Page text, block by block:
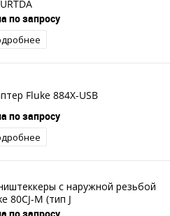
по запросу
Fluke 884X-USB
по запросу
с наружной резьбой
80CJ-M (тип J